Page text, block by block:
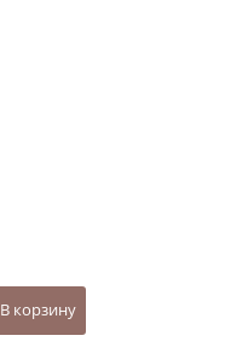
В корзину